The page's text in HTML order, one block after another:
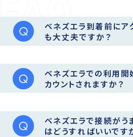
ベネズエラ到着前にア
も大丈夫ですか？
ベネズエラでの利用開
カウントされますか？
ベネズエラで接続がう
はどうすればいいです